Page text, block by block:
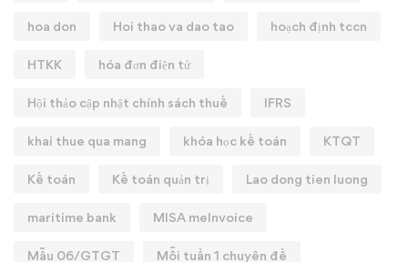
hoa don Hoi thao va dao tao hoạch định tccn
HTKK hóa đơn điện tử
Hội thảo cập nhật chính sách thuế IFRS
khai thue qua mang khóa học kế toán KTQT
Kế toán Kế toán quản trị Lao dong tien luong
maritime bank MISA meInvoice
Mẫu 06/GTGT Mỗi tuần 1 chuyên đề